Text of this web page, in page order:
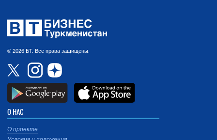
© 2026 БТ. Все права защищены.
О НАС
О проекте